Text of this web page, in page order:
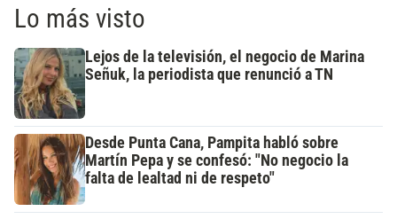
Lo más visto
Lejos de la televisión, el negocio de Marina
Señuk, la periodista que renunció a TN
Desde Punta Cana, Pampita habló sobre
Martín Pepa y se confesó: "No negocio la
falta de lealtad ni de respeto"